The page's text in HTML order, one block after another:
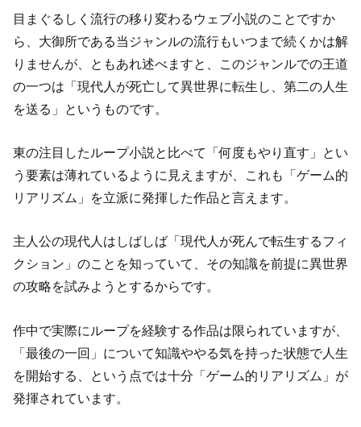
目まぐるしく流行の移り変わるウェブ小説のことですか
ら、大御所である当ジャンルの流行もいつまで続くかは解
りませんが、ともあれ述べますと、このジャンルでの王道
の一つは「現代人が死亡して異世界に転生し、第二の人生
を送る」というものです。
東の注目したループ小説と比べて「何度もやり直す」とい
う要素は薄れているように見えますが、これも「ゲーム的
リアリズム」を立派に発揮した作品と言えます。
主人公の現代人はしばしば「現代人が死んで転生するフィ
クション」のことを知っていて、その知識を前提に異世界
の攻略を試みようとするからです。
作中で実際にループを経験する作品は限られていますが、
「最後の一回」について知識ややる気を持った状態で人生
を開始する、という点では十分「ゲーム的リアリズム」が
発揮されています。